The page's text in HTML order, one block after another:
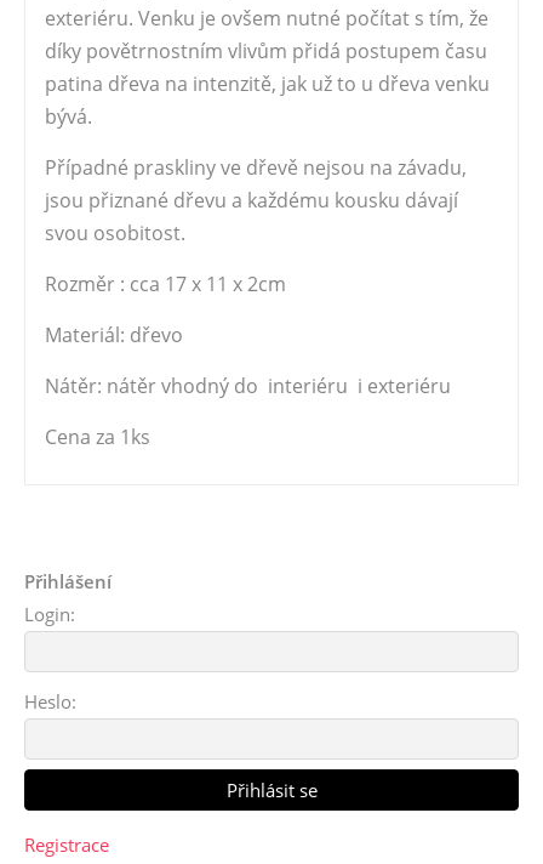
exteriéru. Venku je ovšem nutné počítat s tím, že
díky povětrnostním vlivům přidá postupem času
patina dřeva na intenzitě, jak už to u dřeva venku
bývá.
Případné praskliny ve dřevě nejsou na závadu,
jsou přiznané dřevu a každému kousku dávají
svou osobitost.
Rozměr : cca 17 x 11 x 2cm
Materiál: dřevo
Nátěr: nátěr vhodný do interiéru i exteriéru
Cena za 1ks
Přihlášení
Login:
Heslo:
Registrace